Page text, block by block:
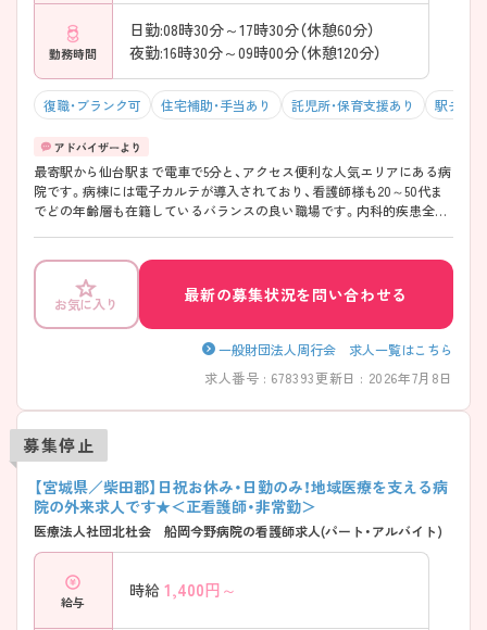
勤務時間
日勤:08時30分～17時30分（休憩60分）
夜勤:16時30分～09時00分（休憩120分）
復職・ブランク可 住宅補助・手当あり 託児所・保育支援あり 駅チカ（
最寄駅から仙台駅まで電車で5分と、アクセス便利な人気エリアにある病
院です。病棟には電子カルテが導入されており、看護師様も20～50代ま
でどの年齢層も在籍しているバランスの良い職場です。内科的疾患全般
お気に入り 最新の募集状況を問い合わせる
一般財団法人周行会 求人一覧はこちら
求人番号 : 678393更新日 : 2026年7月8日
募集停止
【宮城県／柴田郡】日祝お休み・日勤のみ！地域医療を支える病
院の外来求人です★＜正看護師・非常勤＞
医療法人社団北杜会 船岡今野病院の看護師求人(パート・アルバイト)
給与
時給 1,400円～